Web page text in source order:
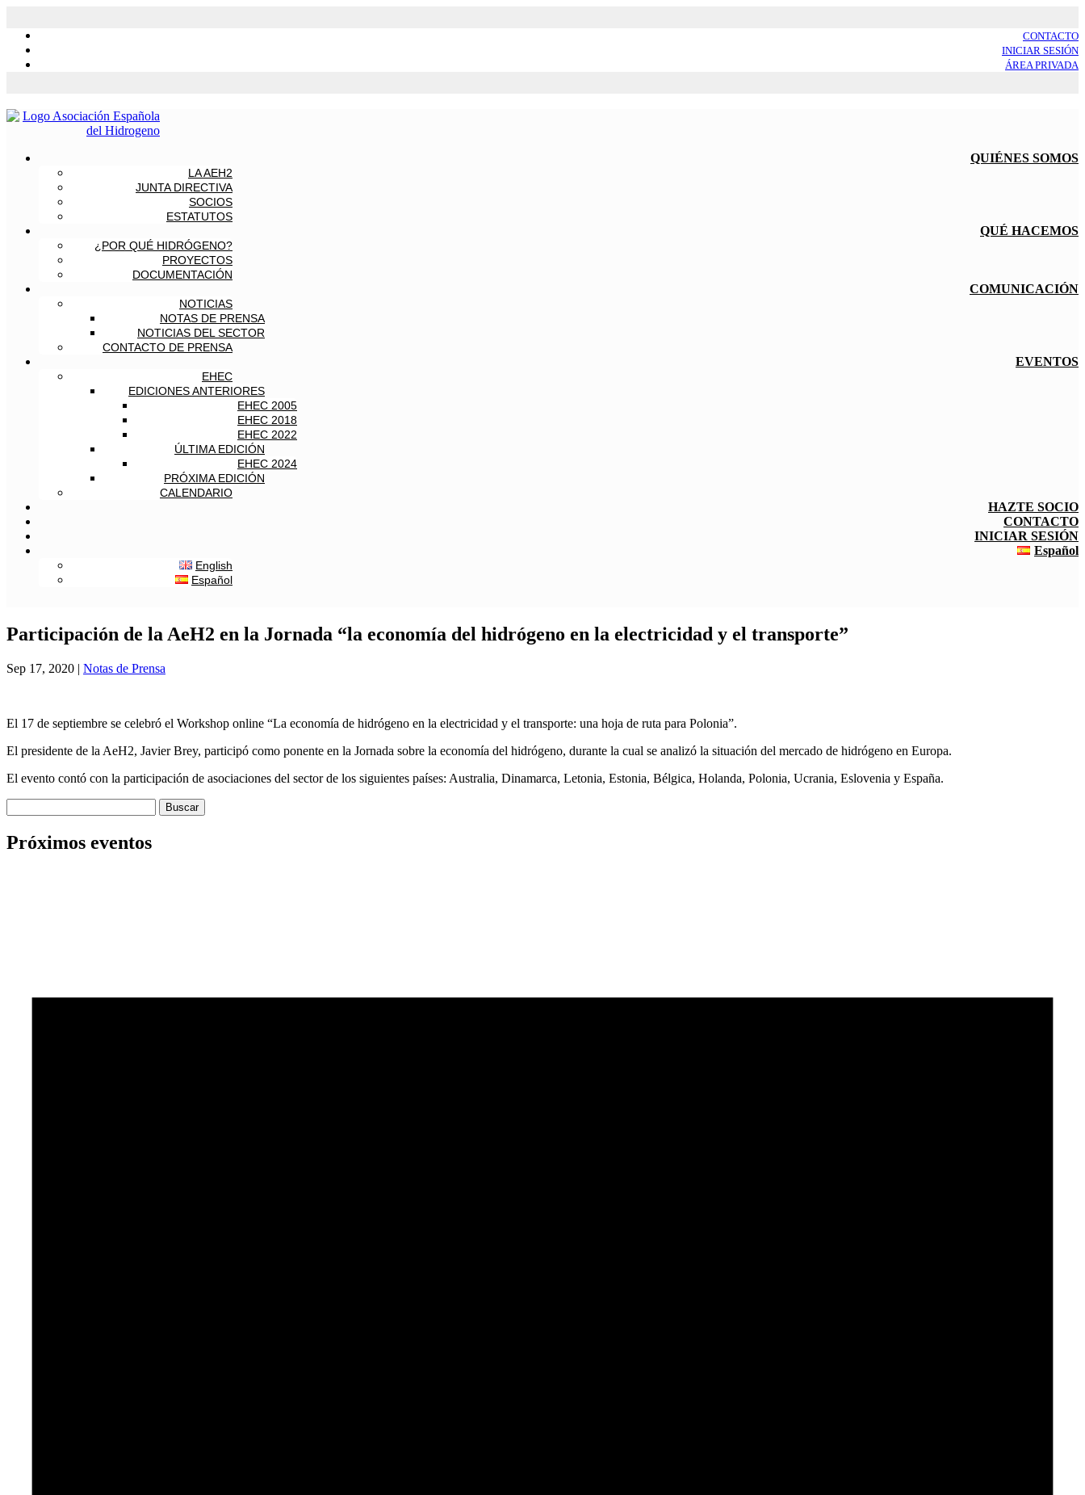
CONTACTO
INICIAR SESIÓN
ÁREA PRIVADA
QUIÉNES SOMOS
LA AEH2
JUNTA DIRECTIVA
SOCIOS
ESTATUTOS
QUÉ HACEMOS
¿POR QUÉ HIDRÓGENO?
PROYECTOS
DOCUMENTACIÓN
COMUNICACIÓN
NOTICIAS
NOTAS DE PRENSA
NOTICIAS DEL SECTOR
CONTACTO DE PRENSA
EVENTOS
EHEC
EDICIONES ANTERIORES
EHEC 2005
EHEC 2018
EHEC 2022
ÚLTIMA EDICIÓN
EHEC 2024
PRÓXIMA EDICIÓN
CALENDARIO
HAZTE SOCIO
CONTACTO
INICIAR SESIÓN
Español
English
Español
Participación de la AeH2 en la Jornada “la economía del hidrógeno en la electricidad y el transporte”
Sep 17, 2020 | Notas de Prensa
El 17 de septiembre se celebró el Workshop online “La economía de hidrógeno en la electricidad y el transporte: una hoja de ruta para Polonia”.
El presidente de la AeH2, Javier Brey, participó como ponente en la Jornada sobre la economía del hidrógeno, durante la cual se analizó la situación del mercado de hidrógeno en Europa.
El evento contó con la participación de asociaciones del sector de los siguientes países: Australia, Dinamarca, Letonia, Estonia, Bélgica, Holanda, Polonia, Ucrania, Eslovenia y España.
Próximos eventos